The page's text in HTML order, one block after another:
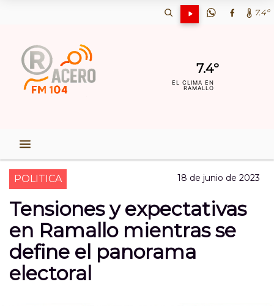
7.4º
7.4º
EL CLIMA EN
RAMALLO
POLITICA 18 de junio de 2023
Tensiones y expectativas
en Ramallo mientras se
define el panorama
electoral